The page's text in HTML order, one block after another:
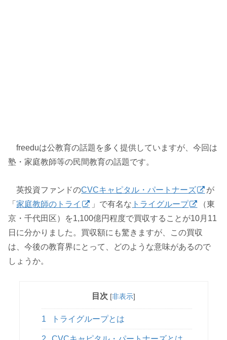
freeduは公教育の話題を多く提供していますが、今回は
塾・家庭教師等の民間教育の話題です。
英投資ファンドのCVCキャピタル・パートナーズ
が
「家庭教師のトライ 」で有名な トライグループ
（東
京・千代田区）を1,100億円程度で買収することが10月11
日に分かりました。買収額にも驚きますが、この買収
は、今後の教育界にとって、どのような意味があるので
しょうか。
目次 [非表示]
1 トライグループとは